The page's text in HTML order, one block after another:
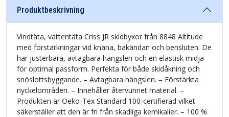
Produktbeskrivning
Vindtäta, vattentäta Criss JR skidbyxor från 8848 Altitude
med förstärkningar vid knäna, bakändan och bensluten. De
har justerbara, avtagbara hängslen och en elastisk midja
för optimal passform. Perfekta för både skidåkning och
snöslottsbyggande. – Avtagbara hängslen. – Förstärkta
nyckelområden. – Innehåller återvunnet material. –
Produkten är Oeko-Tex Standard 100-certifierad vilket
säkerställer att den är fri från skadliga kemikalier. – 100 %